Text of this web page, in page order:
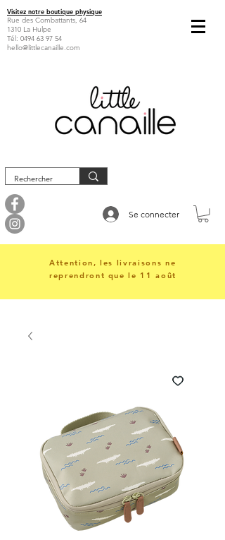
Visitez notre boutique physique
Rue des Combattants, 64
1310 La Hulpe
Tél: 0494 63 97 54
hello@littlecanaille.com
Se connecter
Attention, les livraisons ne
reprendront que le 11 août